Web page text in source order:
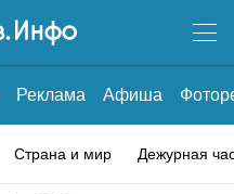
Реклама Афиша
Страна и мир Дежурная